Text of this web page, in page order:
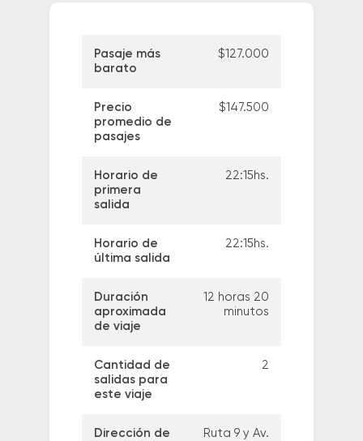
Pasaje más
barato
$127.000
Precio
promedio de
pasajes
$147.500
Horario de
primera
salida
22:15hs.
Horario de
última salida
22:15hs.
Duración
aproximada
de viaje
12 horas 20
minutos
Cantidad de
salidas para
este viaje
2
Dirección de
Ruta 9 y Av.